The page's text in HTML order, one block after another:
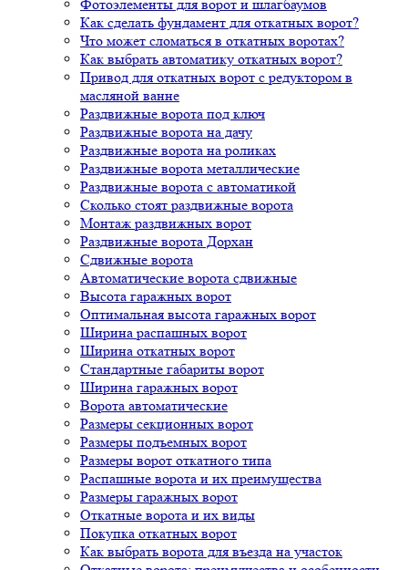
Фотоэлементы для ворот и шлагбаумов
Как сделать фундамент для откатных ворот?
Что может сломаться в откатных воротах?
Как выбрать автоматику откатных ворот?
Привод для откатных ворот с редуктором в
масляной ванне
Раздвижные ворота под ключ
Раздвижные ворота на дачу
Раздвижные ворота на роликах
Раздвижные ворота металлические
Раздвижные ворота с автоматикой
Сколько стоят раздвижные ворота
Монтаж раздвижных ворот
Раздвижные ворота Дорхан
Сдвижные ворота
Автоматические ворота сдвижные
Высота гаражных ворот
Оптимальная высота гаражных ворот
Ширина распашных ворот
Ширина откатных ворот
Стандартные габариты ворот
Ширина гаражных ворот
Ворота автоматические
Размеры секционных ворот
Размеры подъемных ворот
Размеры ворот откатного типа
Распашные ворота и их преимущества
Размеры гаражных ворот
Откатные ворота и их виды
Покупка откатных ворот
Как выбрать ворота для въезда на участок